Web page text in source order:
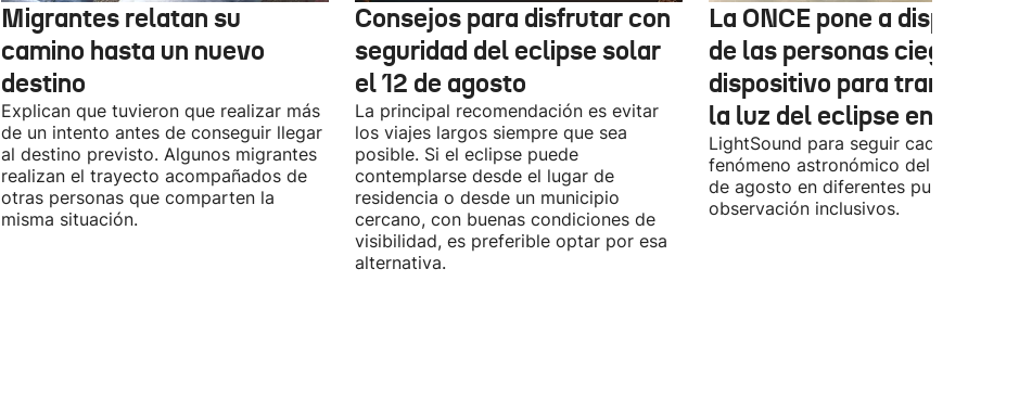
Migrantes relatan su
camino hasta un nuevo
destino
Explican que tuvieron que realizar más
de un intento antes de conseguir llegar
al destino previsto. Algunos migrantes
realizan el trayecto acompañados de
otras personas que comparten la
misma situación.
Consejos para disfrutar con
seguridad del eclipse solar
el 12 de agosto
La principal recomendación es evitar
los viajes largos siempre que sea
posible. Si el eclipse puede
contemplarse desde el lugar de
residencia o desde un municipio
cercano, con buenas condiciones de
visibilidad, es preferible optar por esa
alternativa.
La ONCE pone a
de las personas ciegas un
dispositivo para
la luz del eclipse en
LightSound para seguir cada fase del
fenómeno astronómico del próximo
de agosto en diferentes puntos de
observación inclusivos.